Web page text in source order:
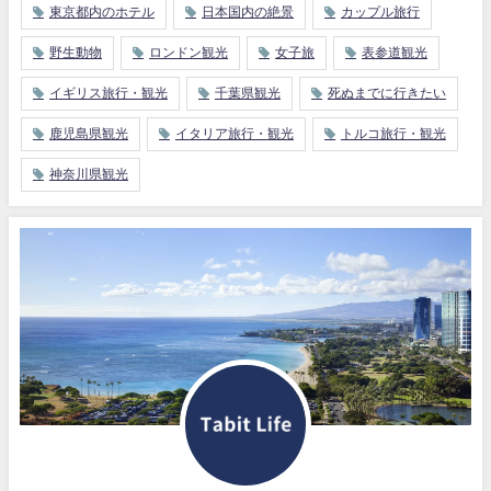
東京都内のホテル 日本国内の絶景 カップル旅行
野生動物 ロンドン観光 女子旅 表参道観光
イギリス旅行・観光 千葉県観光 死ぬまでに行きたい
鹿児島県観光 イタリア旅行・観光 トルコ旅行・観光
神奈川県観光